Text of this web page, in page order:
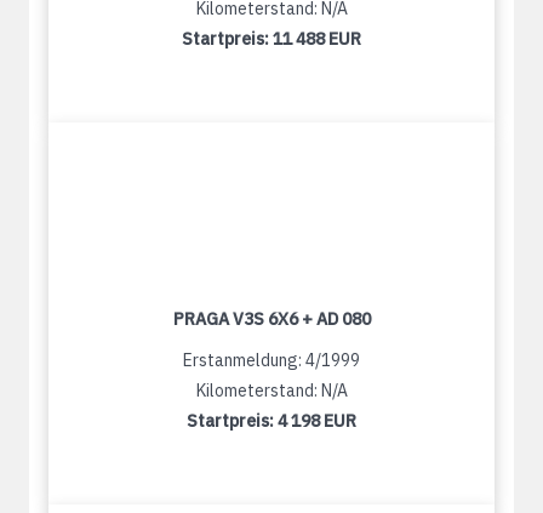
Kilometerstand: N/A
Startpreis:11 488 EUR
PRAGA V3S 6X6 + AD 080
Erstanmeldung: 4/1999
Kilometerstand: N/A
Startpreis:4 198 EUR